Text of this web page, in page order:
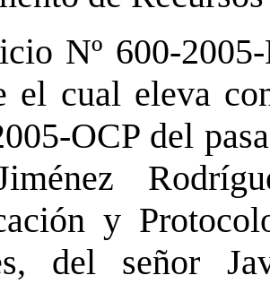
Nº 600-
el cual eleva
OCP del
y
del señor